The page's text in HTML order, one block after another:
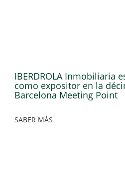
IBERDROLA Inmobiliaria
como expositor en la
Barcelona Meeting Point
SABER MÁS